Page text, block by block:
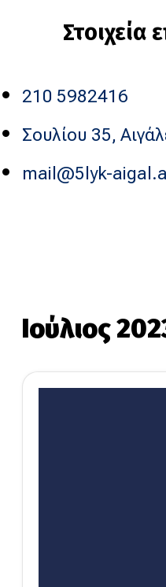
Στοιχεία
210 5982416
Σουλίου 35,
mail@5lyk-
Ιούλιος